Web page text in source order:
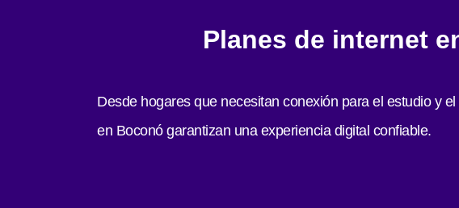
Planes de internet
Desde hogares que necesitan conexión para el estudio y
en Boconó garantizan una experiencia digital confiable.